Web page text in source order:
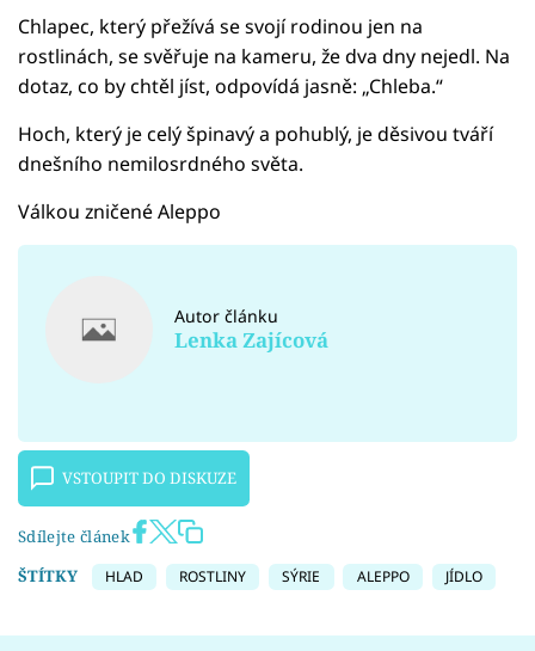
Chlapec, který přežívá se svojí rodinou jen na
rostlinách, se svěřuje na kameru, že dva dny nejedl. Na
dotaz, co by chtěl jíst, odpovídá jasně: „Chleba.“
Hoch, který je celý špinavý a pohublý, je děsivou tváří
dnešního nemilosrdného světa.
Válkou zničené Aleppo
Autor článku
Lenka Zajícová
VSTOUPIT DO DISKUZE
Sdílejte článek
ŠTÍTKY
HLAD ROSTLINY SÝRIE ALEPPO JÍDLO